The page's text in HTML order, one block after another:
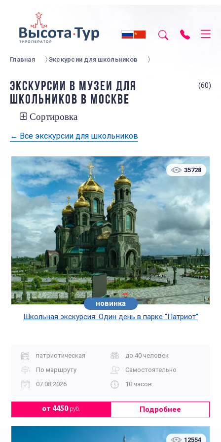
Главная Экскурсии для школьников
ЭКСКУРСИИ В МУЗЕИ ДЛЯ
ШКОЛЬНИКОВ В МОСКВЕ
(60)
Сортировка
← Все экскурсии для школьников
35728
хит
новинка
Школьная экскурсия: Один день в парке "Патриот"
патриотическая
до 40 человек
По маршруту
Самостоятельно
07.08.2026
10 часов
от 4450руб. Подробнее
12554